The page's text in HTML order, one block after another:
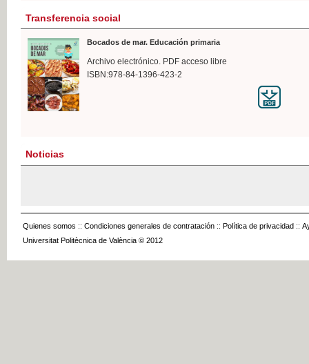
Transferencia social
Bocados de mar. Educación primaria
Archivo electrónico. PDF acceso libre
ISBN:978-84-1396-423-2
Noticias
Quienes somos :: Condiciones generales de contratación :: Política de privacidad ::
Universitat Politècnica de València © 2012